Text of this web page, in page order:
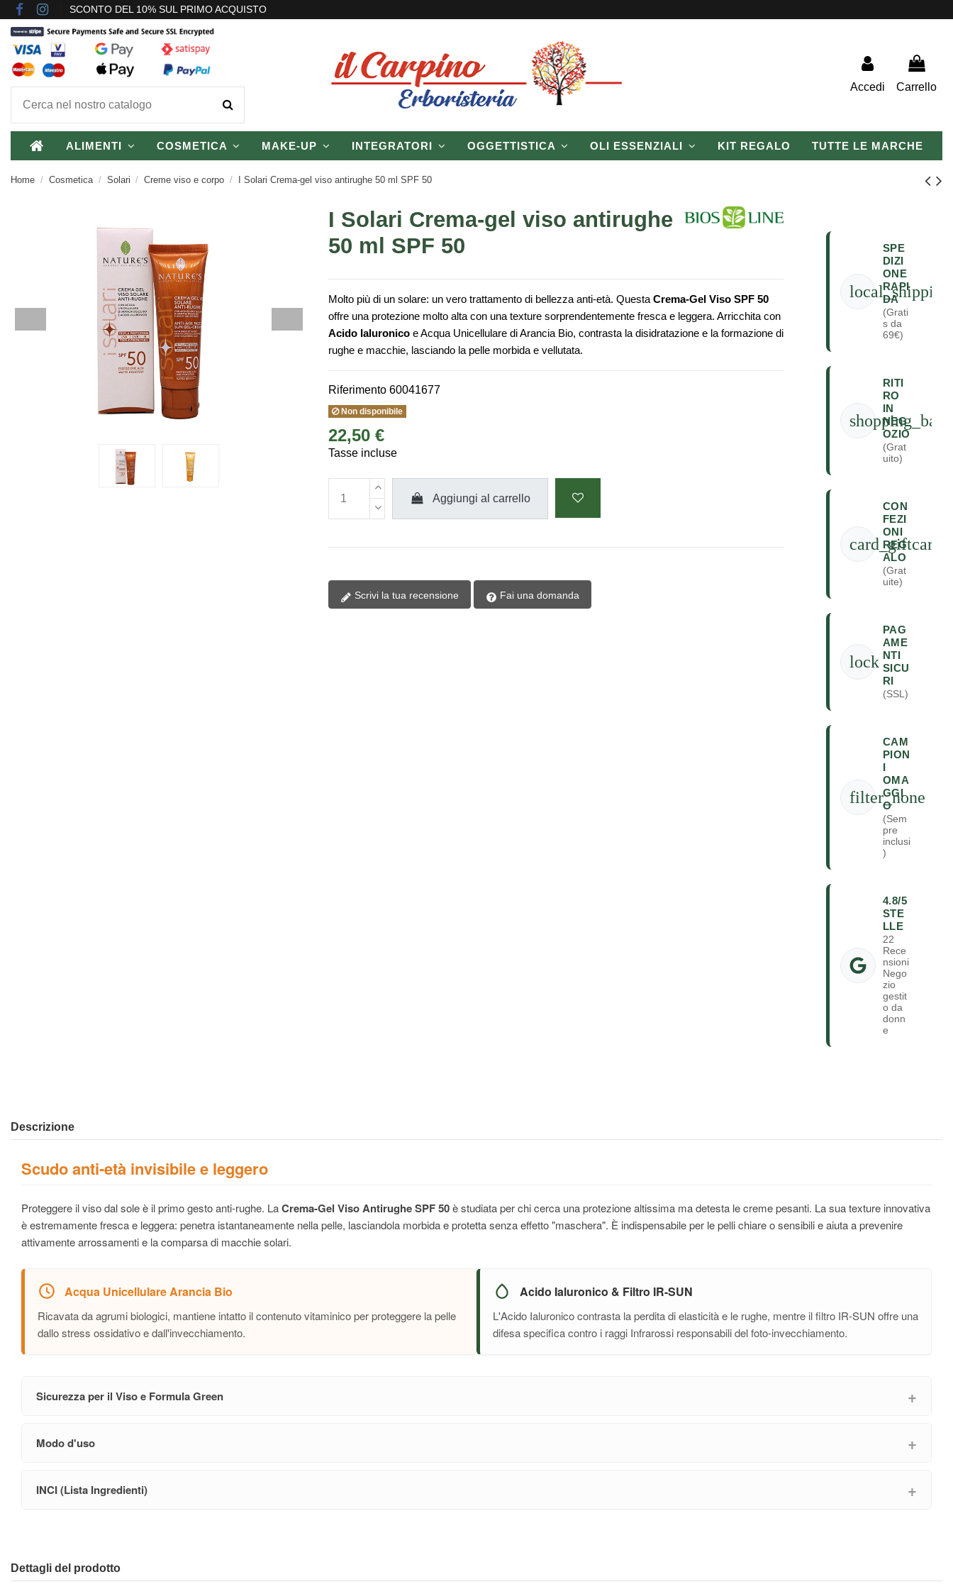
SCONTO DEL 10% SUL PRIMO ACQUISTO
Accedi Carrello
ALIMENTI COSMETICA MAKE-UP INTEGRATORI OGGETTISTICA OLI ESSENZIALI KIT REGALO TUTTE LE MARCHE
Home Cosmetica Solari Creme viso e corpo I Solari Crema-gel viso antirughe 50 ml SPF 50
I Solari Crema-gel viso antirughe
50 ml SPF 50
Molto più di un solare: un vero trattamento di bellezza anti-età. QuestaCrema-Gel Viso SPF 50
offre una protezione molto alta con una texture sorprendentemente fresca e leggera. Arricchita con
Acido Ialuronicoe Acqua Unicellulare di Arancia Bio, contrasta la disidratazione e la formazione di
rughe e macchie, lasciando la pelle morbida e vellutata.
Riferimento 60041677
Non disponibile
22,50 €
Tasse incluse
Aggiungi al carrello
Scrivi la tua recensione Fai una domanda
local_shipping
SPE
DIZI
ONE
RAPI
DA
(Grati
s da
69€)
shopping_bag
RITI
RO
IN
NEG
OZIO
(Grat
uito)
card_giftcard
CON
FEZI
ONI
REG
ALO
(Grat
uite)
lock
PAG
AME
NTI
SICU
RI
(SSL)
filter_none
CAM
PION
I
OMA
GGI
O
(Sem
pre
inclusi
)
4.8/5
STE
LLE
22
Rece
nsioni
Nego
zio
gestit
o da
donn
e
Descrizione
Scudo anti-età invisibile e leggero
Proteggere il viso dal sole è il primo gesto anti-rughe. LaCrema-Gel Viso Antirughe SPF 50è studiata per chi cerca una protezione altissima ma detesta le creme pesanti. La sua texture innovativa
è estremamente fresca e leggera: penetra istantaneamente nella pelle, lasciandola morbida e protetta senza effetto "maschera". È indispensabile per le pelli chiare o sensibili e aiuta a prevenire
attivamente arrossamenti e la comparsa di macchie solari.
Acqua Unicellulare Arancia Bio
Ricavata da agrumi biologici, mantiene intatto il contenuto vitaminico per proteggere la pelle
dallo stress ossidativo e dall'invecchiamento.
Acido Ialuronico & Filtro IR-SUN
L'Acido Ialuronico contrasta la perdita di elasticità e le rughe, mentre il filtro IR-SUN offre una
difesa specifica contro i raggi Infrarossi responsabili del foto-invecchiamento.
Sicurezza per il Viso e Formula Green
Modo d'uso
INCI (Lista Ingredienti)
Dettagli del prodotto